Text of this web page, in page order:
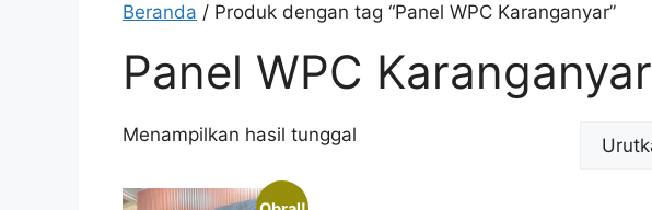
Beranda / Produk dengan tag “Panel WPC Karanganyar”
Panel WPC Karanganyar
Menampilkan hasil tunggal